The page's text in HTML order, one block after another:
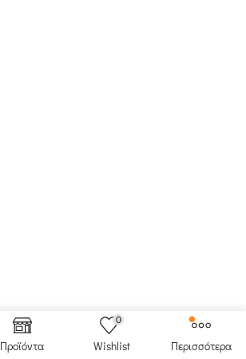
Προϊόντα
0
Wishlist Περισσότερα